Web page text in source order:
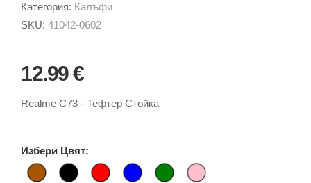
Категория: Калъфи
SKU: 41042-0602
12.99 €
Realme C73 - Тефтер Стойка
Избери Цвят: